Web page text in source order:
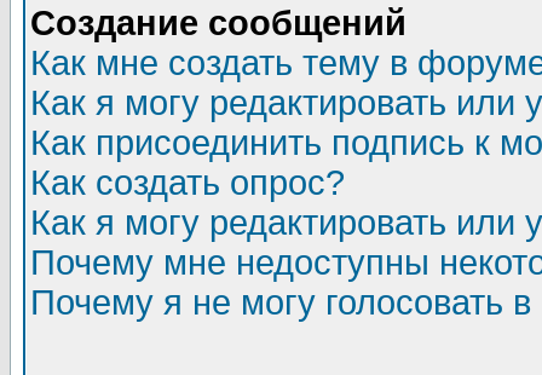
Создание сообщений
Как мне создать тему в
Как я могу редактировать или
Как присоединить подпись к
Как создать опрос?
Как я могу редактировать или
Почему мне недоступны
Почему я не могу голосовать